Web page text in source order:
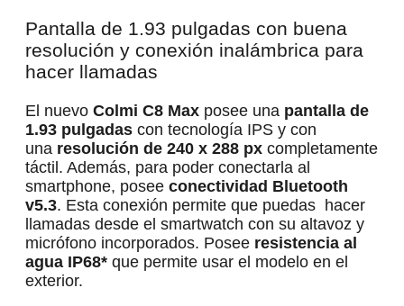
Pantalla de 1.93 pulgadas con buena
resolución y conexión inalámbrica para
hacer llamadas
El nuevo Colmi C8 Max posee una pantalla de
1.93 pulgadas con tecnología IPS y con
una resolución de 240 x 288 px completamente
táctil. Además, para poder conectarla al
smartphone, posee conectividad Bluetooth
v5.3. Esta conexión permite que puedas hacer
llamadas desde el smartwatch con su altavoz y
micrófono incorporados. Posee resistencia al
agua IP68* que permite usar el modelo en el
exterior.